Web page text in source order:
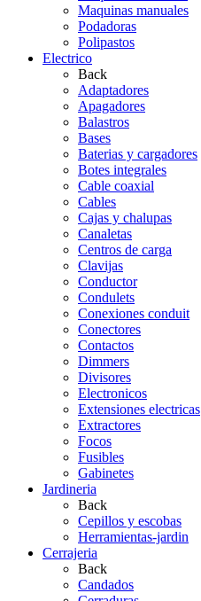
Maquinas manuales
Podadoras
Polipastos
Electrico
Back
Adaptadores
Apagadores
Balastros
Bases
Baterias y cargadores
Botes integrales
Cable coaxial
Cables
Cajas y chalupas
Canaletas
Centros de carga
Clavijas
Conductor
Condulets
Conexiones conduit
Conectores
Contactos
Dimmers
Divisores
Electronicos
Extensiones electricas
Extractores
Focos
Fusibles
Gabinetes
Jardineria
Back
Cepillos y escobas
Herramientas-jardin
Cerrajeria
Back
Candados